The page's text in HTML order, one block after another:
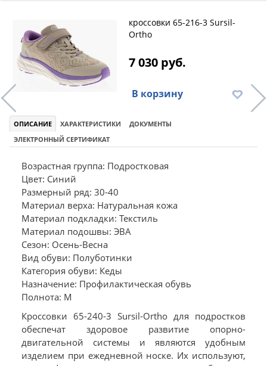
кроссовки 65-216-3 Sursil-
Ortho
7 030 руб.
В корзину
ОПИСАНИЕ ХАРАКТЕРИСТИКИ
ДОКУМЕНТЫ
ЭЛЕКТРОННЫЙ СЕРТИФИКАТ
Возрастная группа: Подростковая
Цвет: Синий
Размерный ряд: 30-40
Материал верха: Натуральная кожа
Материал подкладки: Текстиль
Материал подошвы: ЭВА
Сезон: Осень-Весна
Вид обуви: Полуботинки
Категория обуви: Кеды
Назначение: Профилактическая обувь
Полнота: M
Кроссовки 65-240-3 Sursil-Ortho для подростков
обеспечат здоровое развитие опорно-
двигательной системы и являются удобным
изделием при ежедневной носке. Их используют,